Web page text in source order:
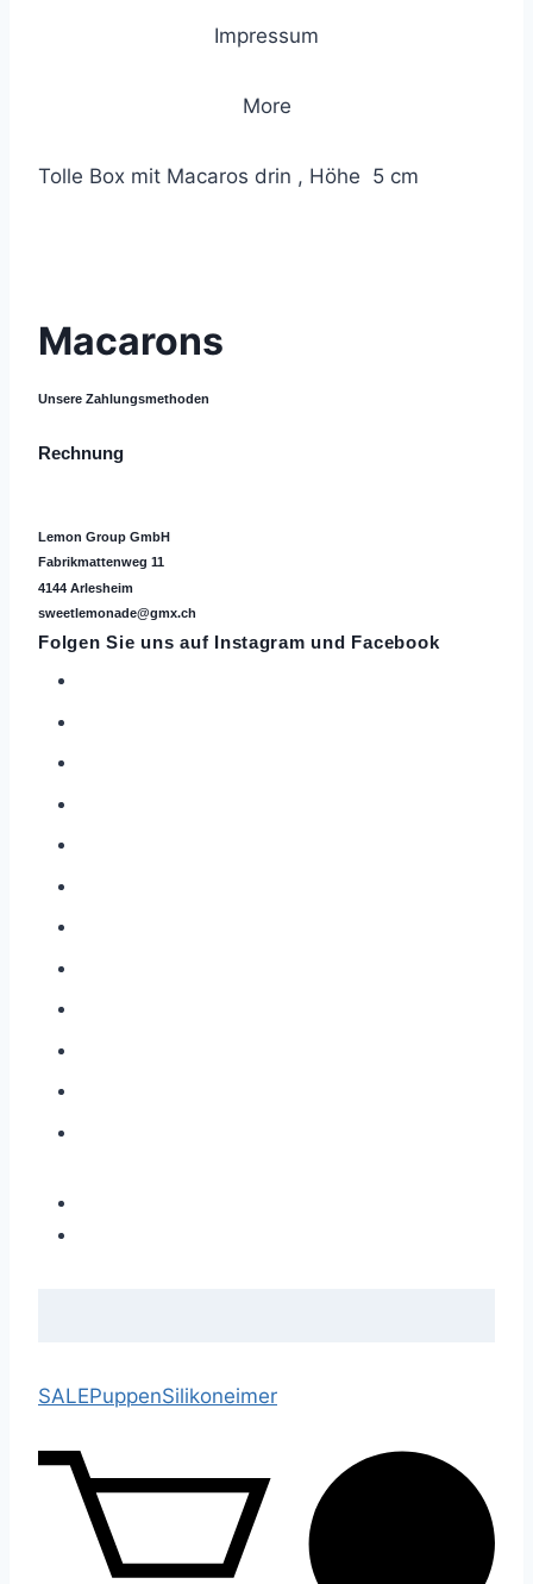
Impressum
More
Tolle Box mit Macaros drin , Höhe 5 cm
Macarons
Unsere Zahlungsmethoden
Rechnung
Lemon Group GmbH
Fabrikmattenweg 11
4144 Arlesheim
sweetlemonade@gmx.ch
Folgen Sie uns auf Instagram und Facebook
SALEPuppenSilikoneimer